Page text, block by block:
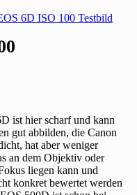
ist hier scharf und kann
gut abbilden, die Canon
hat aber weniger
an dem Objektiv oder
liegen kann und
konkret bewertet werden